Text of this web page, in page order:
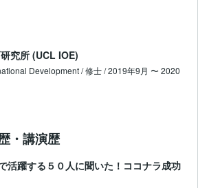
究所 (UCL IOE)
Development / 修士 / 2019年9月 〜 2020
・講演歴
活躍する５０人に聞いた！ココナラ成功